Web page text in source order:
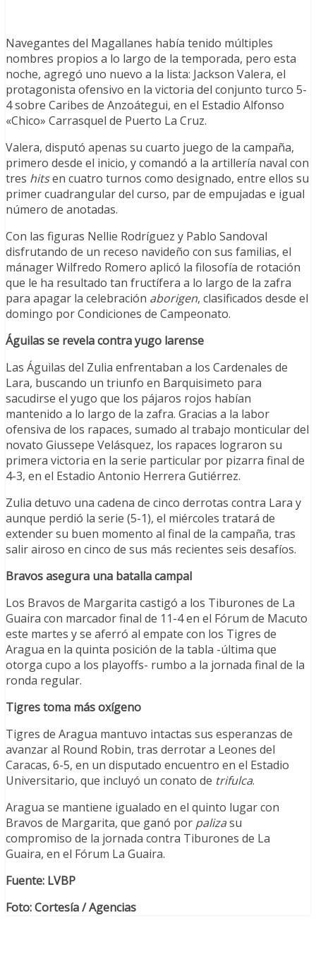
Navegantes del Magallanes había tenido múltiples
nombres propios a lo largo de la temporada, pero esta
noche, agregó uno nuevo a la lista: Jackson Valera, el
protagonista ofensivo en la victoria del conjunto turco 5-
4 sobre Caribes de Anzoátegui, en el Estadio Alfonso
«Chico» Carrasquel de Puerto La Cruz.
Valera, disputó apenas su cuarto juego de la campaña,
primero desde el inicio, y comandó a la artillería naval con
tres hitsen cuatro turnos como designado, entre ellos su
primer cuadrangular del curso, par de empujadas e igual
número de anotadas.
Con las figuras Nellie Rodríguez y Pablo Sandoval
disfrutando de un receso navideño con sus familias, el
mánager Wilfredo Romero aplicó la filosofía de rotación
que le ha resultado tan fructífera a lo largo de la zafra
para apagar la celebración aborigen, clasificados desde el
domingo por Condiciones de Campeonato.
Águilas se revela contra yugo larense
Las Águilas del Zulia enfrentaban a los Cardenales de
Lara, buscando un triunfo en Barquisimeto para
sacudirse el yugo que los pájaros rojos habían
mantenido a lo largo de la zafra. Gracias a la labor
ofensiva de los rapaces, sumado al trabajo monticular del
novato Giussepe Velásquez, los rapaces lograron su
primera victoria en la serie particular por pizarra final de
4-3, en el Estadio Antonio Herrera Gutiérrez.
Zulia detuvo una cadena de cinco derrotas contra Lara y
aunque perdió la serie (5-1), el miércoles tratará de
extender su buen momento al final de la campaña, tras
salir airoso en cinco de sus más recientes seis desafíos.
Bravos asegura una batalla campal
Los Bravos de Margarita castigó a los Tiburones de La
Guaira con marcador final de 11-4 en el Fórum de Macuto
este martes y se aferró al empate con los Tigres de
Aragua en la quinta posición de la tabla -última que
otorga cupo a los playoffs- rumbo a la jornada final de la
ronda regular.
Tigres toma más oxígeno
Tigres de Aragua mantuvo intactas sus esperanzas de
avanzar al Round Robin, tras derrotar a Leones del
Caracas, 6-5, en un disputado encuentro en el Estadio
Universitario, que incluyó un conato de trifulca.
Aragua se mantiene igualado en el quinto lugar con
Bravos de Margarita, que ganó por palizasu
compromiso de la jornada contra Tiburones de La
Guaira, en el Fórum La Guaira.
Fuente: LVBP
Foto: Cortesía / Agencias